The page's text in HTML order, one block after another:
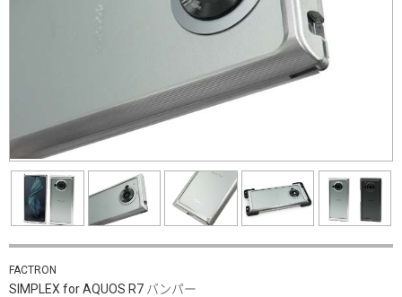
FACTRON
SIMPLEX for AQUOS R7 バンパー